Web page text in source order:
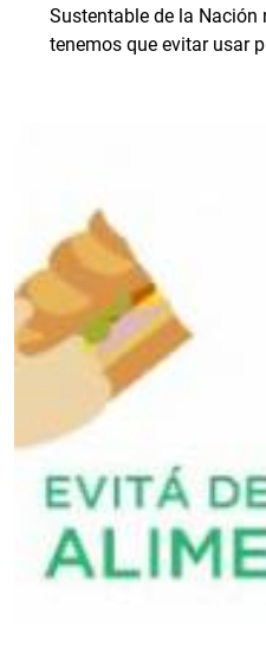
Sustentable de la Nación
tenemos que evitar usar